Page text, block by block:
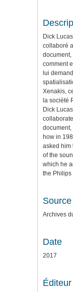
Dick
collaboré
comment
lui
Xenakis,
la société
Dick
how in
asked him
of the
which he
the Philips
Source
Archives
Date
2017
Éditeur